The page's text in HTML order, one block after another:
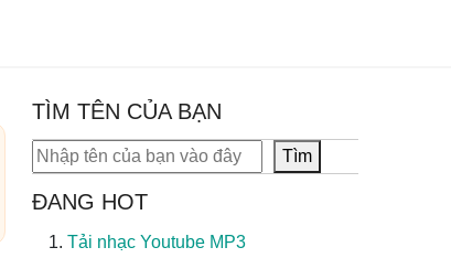
TÌM TÊN CỦA BẠN
Tìm kiếm Tìm
ĐANG HOT
Tải nhạc Youtube MP3